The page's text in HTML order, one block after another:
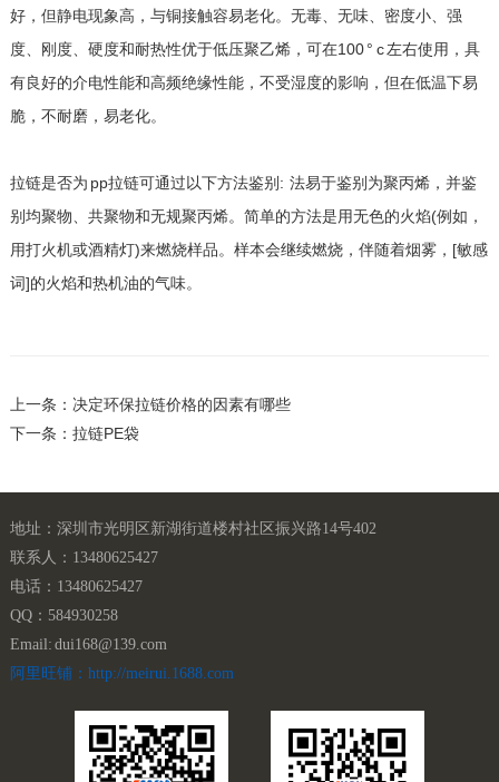
好，但静电现象高，与铜接触容易老化。无毒、无味、密度小、强
度、刚度、硬度和耐热性优于低压聚乙烯，可在100 ° c 左右使用，具
有良好的介电性能和高频绝缘性能，不受湿度的影响，但在低温下易
脆，不耐磨，易老化。
拉链是否为 pp拉链可通过以下方法鉴别: 法易于鉴别为聚丙烯，并鉴
别均聚物、共聚物和无规聚丙烯。简单的方法是用无色的火焰(例如，
用打火机或酒精灯)来燃烧样品。样本会继续燃烧，伴随着烟雾，[敏感
词]的火焰和热机油的气味。
上一条：决定环保拉链价格的因素有哪些
下一条：拉链PE袋
地址：深圳市光明区新湖街道楼村社区振兴路14号402
联系人：13480625427
电话：13480625427
QQ：584930258
Email: dui168@139.com
阿里旺铺：http://meirui.1688.com